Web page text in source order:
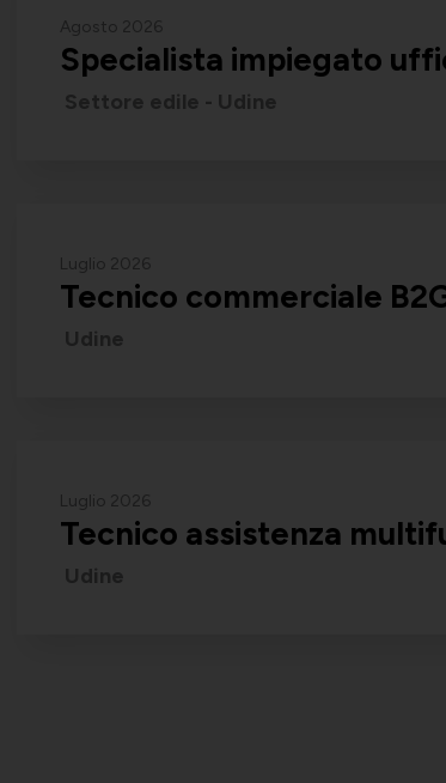
Agosto 2026
Specialista impiegato
Settore edile - Udine
Luglio 2026
Tecnico commerciale
Udine
Luglio 2026
Tecnico assistenza
Udine